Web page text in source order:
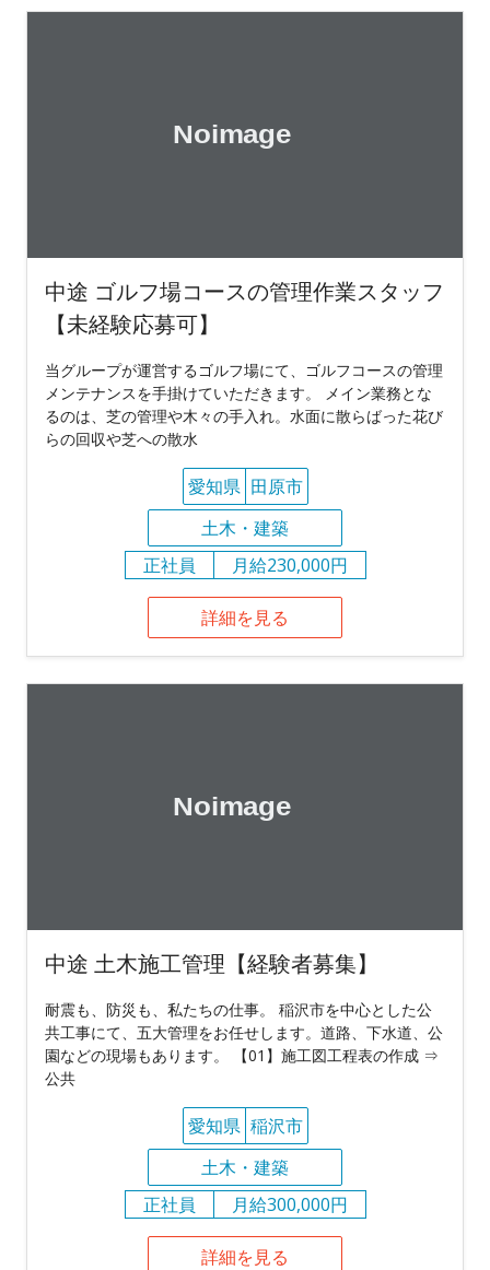
中途 ゴルフ場コースの管理作業スタッフ
【未経験応募可】
当グループが運営するゴルフ場にて、ゴルフコースの管理
メンテナンスを手掛けていただきます。 メイン業務とな
るのは、芝の管理や木々の手入れ。水面に散らばった花び
らの回収や芝への散水
愛知県 田原市
土木・建築
正社員
月給230,000円
詳細を見る
中途 土木施工管理【経験者募集】
耐震も、防災も、私たちの仕事。 稲沢市を中心とした公
共工事にて、五大管理をお任せします。道路、下水道、公
園などの現場もあります。 【01】施工図工程表の作成 ⇒
公共
愛知県 稲沢市
土木・建築
正社員
月給300,000円
詳細を見る